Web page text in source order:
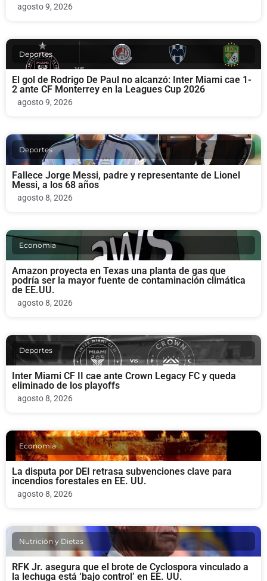
agosto 9, 2026
Deportes
El gol de Rodrigo De Paul no alcanzó: Inter Miami cae 1-
2 ante CF Monterrey en la Leagues Cup 2026
agosto 9, 2026
Deportes
Fallece Jorge Messi, padre y representante de Lionel
Messi, a los 68 años
agosto 8, 2026
Economia
Amazon proyecta en Texas una planta de gas que
podría ser la mayor fuente de contaminación climática
de EE.UU.
agosto 8, 2026
Deportes
Inter Miami CF II cae ante Crown Legacy FC y queda
eliminado de los playoffs
agosto 8, 2026
Economia
La disputa por DEI retrasa subvenciones clave para
incendios forestales en EE. UU.
agosto 8, 2026
Nutrición y Dietas
RFK Jr. asegura que el brote de Cyclospora vinculado a
la lechuga está ‘bajo control’ en EE. UU.